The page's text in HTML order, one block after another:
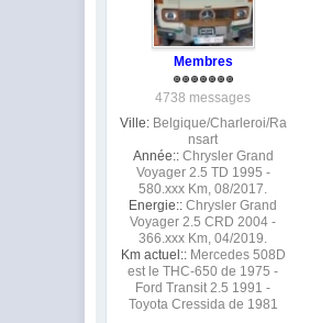
Membres
4738 messages
Ville: Belgique/Charleroi/Ra
nsart
Année:: Chrysler Grand
Voyager 2.5 TD 1995 -
580.xxx Km, 08/2017.
Energie:: Chrysler Grand
Voyager 2.5 CRD 2004 -
366.xxx Km, 04/2019.
Km actuel:: Mercedes 508D
est le THC-650 de 1975 -
Ford Transit 2.5 1991 -
Toyota Cressida de 1981